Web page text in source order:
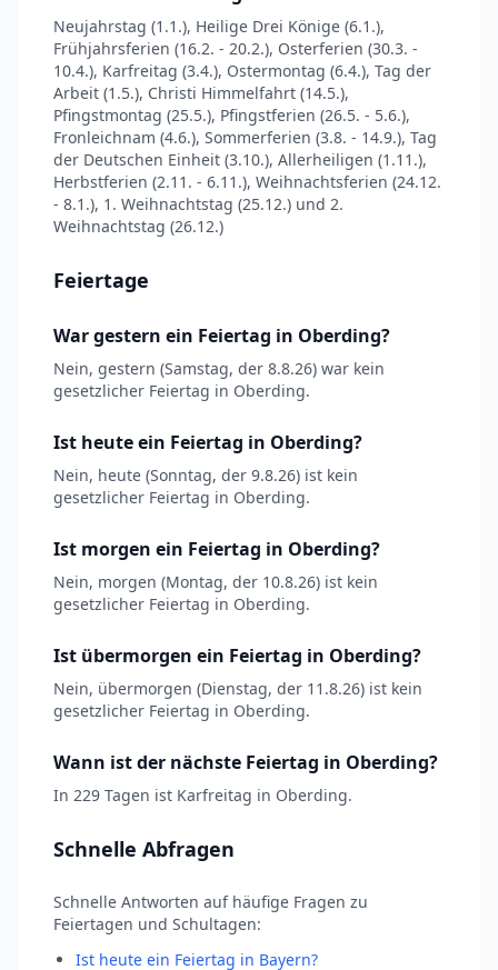
Neujahrstag (1.1.), Heilige Drei Könige (6.1.),
Frühjahrsferien (16.2. - 20.2.), Osterferien (30.3. -
10.4.), Karfreitag (3.4.), Ostermontag (6.4.), Tag der
Arbeit (1.5.), Christi Himmelfahrt (14.5.),
Pfingstmontag (25.5.), Pfingstferien (26.5. - 5.6.),
Fronleichnam (4.6.), Sommerferien (3.8. - 14.9.), Tag
der Deutschen Einheit (3.10.), Allerheiligen (1.11.),
Herbstferien (2.11. - 6.11.), Weihnachtsferien (24.12.
- 8.1.), 1. Weihnachtstag (25.12.) und 2.
Weihnachtstag (26.12.)
Feiertage
War gestern ein Feiertag in Oberding?
Nein, gestern (Samstag, der 8.8.26) war kein
gesetzlicher Feiertag in Oberding.
Ist heute ein Feiertag in Oberding?
Nein, heute (Sonntag, der 9.8.26) ist kein
gesetzlicher Feiertag in Oberding.
Ist morgen ein Feiertag in Oberding?
Nein, morgen (Montag, der 10.8.26) ist kein
gesetzlicher Feiertag in Oberding.
Ist übermorgen ein Feiertag in Oberding?
Nein, übermorgen (Dienstag, der 11.8.26) ist kein
gesetzlicher Feiertag in Oberding.
Wann ist der nächste Feiertag in Oberding?
In 229 Tagen ist Karfreitag in Oberding.
Schnelle Abfragen
Schnelle Antworten auf häufige Fragen zu
Feiertagen und Schultagen:
Ist heute ein Feiertag in Bayern?